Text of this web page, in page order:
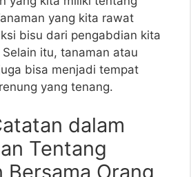
yang kita rawat
bisu dari pengabdian kita
itu, tanaman atau
bisa menjadi tempat
yang tenang.
dalam
Tentang
Bersama Orang